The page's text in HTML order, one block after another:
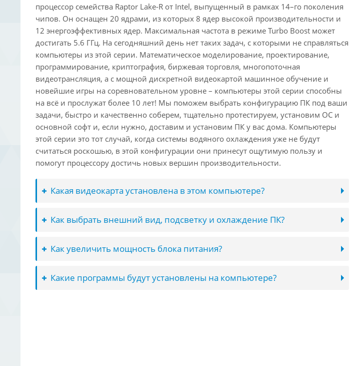
процессор семейства Raptor Lake-R от Intel, выпущенный в рамках 14–го поколения
чипов. Он оснащен 20 ядрами, из которых 8 ядер высокой производительности и
12 энергоэффективных ядер. Максимальная частота в режиме Turbo Boost может
достигать 5.6 ГГц. На сегодняшний день нет таких задач, с которыми не справляться
компьютеры из этой серии. Математическое моделирование, проектирование,
программирование, криптография, биржевая торговля, многопоточная
видеотрансляция, а с мощной дискретной видеокартой машинное обучение и
новейшие игры на соревновательном уровне – компьютеры этой серии способны
на всё и прослужат более 10 лет! Мы поможем выбрать конфигурацию ПК под ваши
задачи, быстро и качественно соберем, тщательно протестируем, установим ОС и
основной софт и, если нужно, доставим и установим ПК у вас дома. Компьютеры
этой серии это тот случай, когда системы водяного охлаждения уже не будут
считаться роскошью, в этой конфигурации они принесут ощутимую пользу и
помогут процессору достичь новых вершин производительности.
Какая видеокарта установлена в этом компьютере?
Как выбрать внешний вид, подсветку и охлаждение ПК?
Как увеличить мощность блока питания?
Какие программы будут установлены на компьютере?